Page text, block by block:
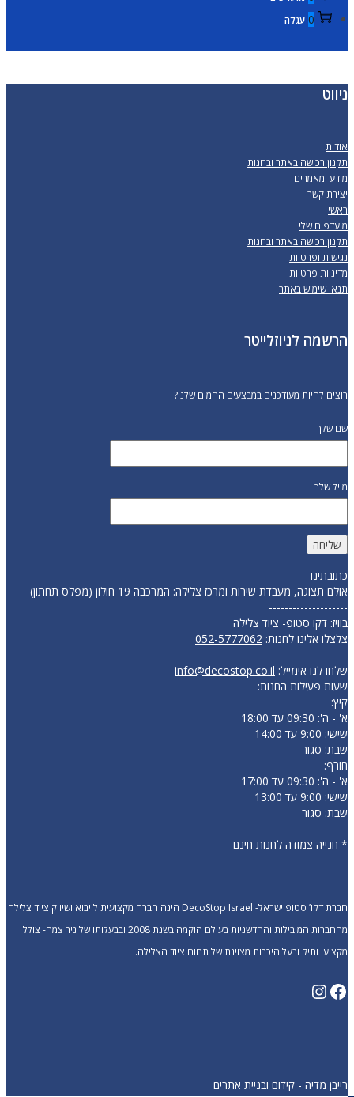
0 עגלה
ניווט
אודות
תקנון רכישה באתר ובחנות
מידע ומאמרים
יצירת קשר
ראשי
מועדפים שלי
תקנון רכישה באתר ובחנות
נגישות ופרטיות
מדיניות פרטיות
תנאי שימוש באתר
הרשמה לניוזלייטר
רוצים להיות מעודכנים במבצעים החמים שלנו?
שם שלך
מייל שלך
כתובתינו
אולם תצוגה, מעבדת שירות ומרכז צלילה: המרכבה 19 חולון (מפלס תחתון)
--------------------
בוויז: דקו סטופ- ציוד צלילה
צלצלו אלינו לחנות: 052-5777062
--------------------
שלחו לנו אימייל: info@decostop.co.il
שעות פעילות החנות:
קיץ:
א' - ה': 09:30 עד 18:00
שישי: 9:00 עד 14:00
שבת: סגור
חורף:
א' - ה': 09:30 עד 17:00
שישי: 9:00 עד 13:00
שבת: סגור
-------------------
* חנייה צמודה לחנות חינם
חברת דקו’ סטופ ישראל- DecoStop Israel הינה חברה מקצועית לייבוא ושיווק ציוד צלילה
מהחברות המובילות והחדשניות בעולם הוקמה בשנת 2008 ובבעלותו של ניר צמח- צולל
מקצועי ותיק ובעל היכרות מצוינת של תחום ציוד הצלילה.
רייבן מדיה - קידום ובניית אתרים